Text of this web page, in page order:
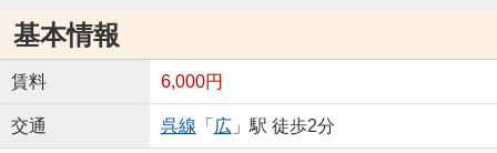
基本情報
賃料 6,000円
交通 呉線 「 広」駅 徒歩2分